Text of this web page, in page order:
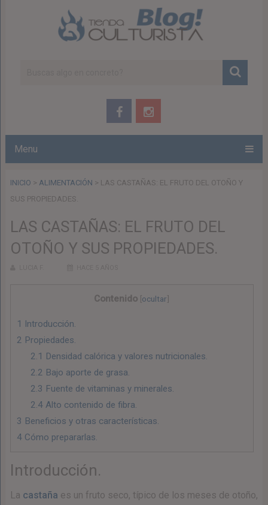
Menu
INICIO > ALIMENTACIÓN > LAS CASTAÑAS: EL FRUTO DEL OTOÑO Y
SUS PROPIEDADES.
LAS CASTAÑAS: EL FRUTO DEL
OTOÑO Y SUS PROPIEDADES.
Contenido [ocultar
1 Introducción.
2 Propiedades.
2.1 Densidad calórica y valores nutricionales.
2.2 Bajo aporte de grasa.
2.3 Fuente de vitaminas y minerales.
2.4Alto contenido de fibra.
3 Beneficios y otras características.
4Cómo prepararlas.
Introducción.
La castaña es un fruto seco, típico de los meses de otoño,